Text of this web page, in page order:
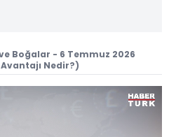
Boğalar - 6 Temmuz 2026
Nedir?)